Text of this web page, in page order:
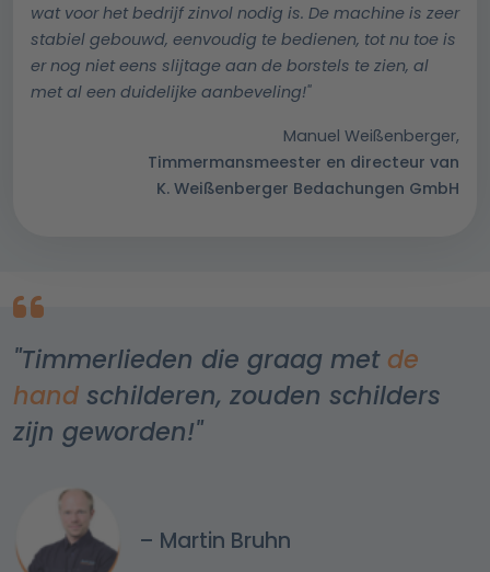
wat voor het bedrijf zinvol nodig is. De machine is zeer
stabiel gebouwd, eenvoudig te bedienen, tot nu toe is
er nog niet eens slijtage aan de borstels te zien, al
met al een duidelijke aanbeveling!"
Manuel Weißenberger,
Timmermansmeester en directeur van
K. Weißenberger Bedachungen GmbH
"Timmerlieden die graag met de
hand schilderen, zouden schilders
zijn geworden!"
– Martin Bruhn